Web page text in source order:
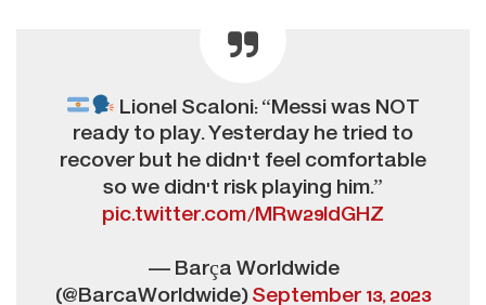
Lionel Scaloni: “Messi was NOT
ready to play. Yesterday he tried to
recover but he didn't feel comfortable
so we didn't risk playing him.”
pic.twitter.com/MRw29ldGHZ
— Barça Worldwide
(@BarcaWorldwide)September 13, 2023